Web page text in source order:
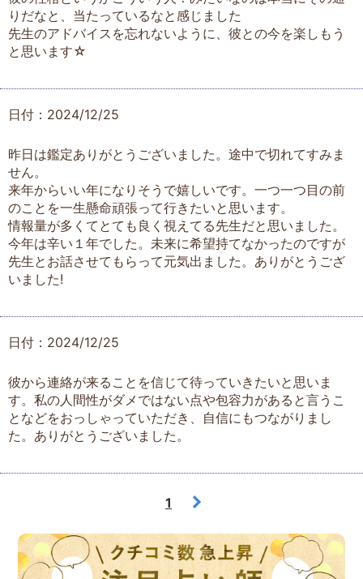
りだなと、当たっているなと感じました
先生のアドバイスを忘れないように、彼との今を楽しもう
と思います☆
日付：2024/12/25
昨日は鑑定ありがとうございました。途中で切れてすみま
せん。
来年からいい年になりそうで嬉しいです。一つ一つ目の前
のことを一生懸命頑張って行きたいと思います。
情報量が多くてとても良く視えてる先生だと思いました。
今年は辛い１年でした。未来に希望持てなかったのですが
先生とお話させてもらって元気出ました。ありがとうござ
いました!
日付：2024/12/25
彼から連絡が来ることを信じて待っていきたいと思いま
す。私の人間性がダメではない点や包容力があると言うこ
となどをおっしゃっていただき、自信にもつながりまし
た。ありがとうございました。
1